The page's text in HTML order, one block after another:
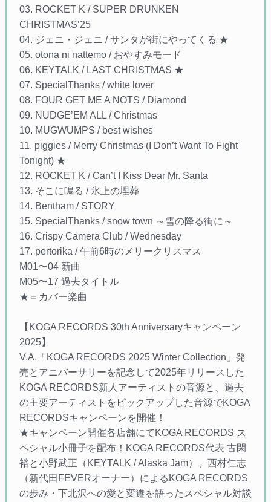
03. ROCKET K / SUPER DRUNKEN
CHRISTMAS’25
04. ジェニ・ジェニ / サンタが街にやってくる ★
05. otona ni nattemo / おやすみモード
06. KEYTALK / LAST CHRISTMAS ★
07. SpecialThanks / white lover
08. FOUR GET ME A NOTS / Diamond
09. NUDGE’EM ALL / Christmas
10. MUGWUMPS / best wishes
11. piggies / Merry Christmas (I Don’t Want To Fight
Tonight) ★
12. ROCKET K / Can’t I Kiss Dear Mr. Santa
13. そこに鳴る / 氷上の埋葬
14. Bentham / STORY
15. SpecialThanks / snow town ～雪の降る街に～
16. Crispy Camera Club / Wednesday
17. pertorika / 午前6時のメリークリスマス
M01〜04 新曲
M05〜17 過去タイトル
★＝カバー楽曲
【KOGA RECORDS 30th Anniversaryキャンペーン
2025】
V.A.「KOGA RECORDS 2025 Winter Collection」発
売とアニバーサリーを記念して2025年リリースした
KOGA RECORDS新人アーティストの音源と、過去
の主要アーティストをピックアップした音源でKOGA
RECORDSキャンペーンを開催！
★キャンペーン開催各店舗にてKOGA RECORDS ス
ペシャル小冊子を配布！KOGA RECORDS代表 古閑
裕と小野武正（KEYTALK / Alaska Jam）、西村仁志
（新代田FEVERオーナー）によるKOGA RECORDS
の歩み・下北沢への愛と変遷を語ったスペシャル対談